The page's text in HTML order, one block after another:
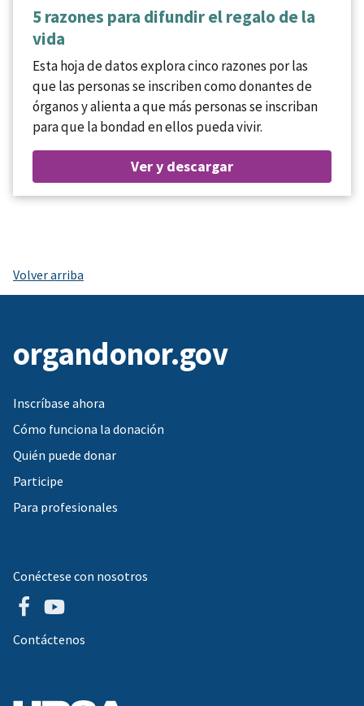
5 razones para difundir el regalo de la
vida
Esta hoja de datos explora cinco razones por las
que las personas se inscriben como donantes de
órganos y alienta a que más personas se inscriban
para que la bondad en ellos pueda vivir.
Ver y descargar
Volver arriba
organdonor.gov
Inscríbase ahora
Cómo funciona la donación
Quién puede donar
Participe
Para profesionales
Conéctese con nosotros
Contáctenos